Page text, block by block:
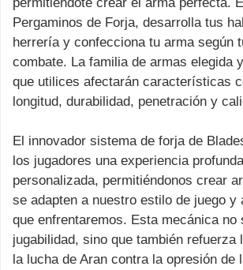
Pergaminos de Forja, desarrolla tus
herrería y confecciona tu arma según
combate. La familia de armas elegida
que utilices afectarán características
longitud, durabilidad, penetración y
El innovador sistema de forja de
los jugadores una experiencia
personalizada, permitiéndonos crear
se adapten a nuestro estilo de juego y
que enfrentaremos. Esta mecánica no
jugabilidad, sino que también refuerza
la lucha de Aran contra la opresión de